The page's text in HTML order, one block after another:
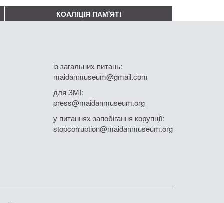
КОАЛІЦІЯ ПАМ'ЯТІ
із загальних питань:
maidanmuseum@gmail.com
для ЗМІ:
press@maidanmuseum.org
у питаннях запобігання корупції:
stopcorruption@maidanmuseum.org